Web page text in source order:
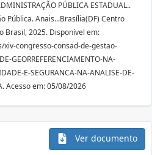
PÚBLICA ESTADUAL..
Pública. Anais...Brasília(DF) Centro
Brasil, 2025. Disponível em:
congresso-consad-de-gestao-
GEORREFERENCIAMENTO-NA-
E-SEGURANCA-NA-ANALISE-DE-
Acesso em: 05/08/2026
Ver documento